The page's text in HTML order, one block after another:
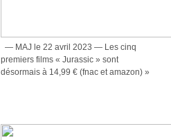
— MAJ le 22 avril 2023 — Les cinq
premiers films « Jurassic » sont
désormais à 14,99 € (fnac et amazon) »